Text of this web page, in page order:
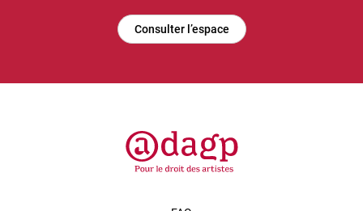
Consulter l’espace